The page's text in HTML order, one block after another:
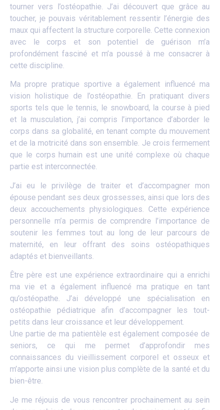
tourner vers l’ostéopathie. J’ai découvert que grâce au
toucher, je pouvais véritablement ressentir l’énergie des
maux qui affectent la structure corporelle. Cette connexion
avec le corps et son potentiel de guérison m’a
profondément fasciné et m’a poussé à me consacrer à
cette discipline.
Ma propre pratique sportive a également influencé ma
vision holistique de l’ostéopathie. En pratiquant divers
sports tels que le tennis, le snowboard, la course à pied
et la musculation, j’ai compris l’importance d’aborder le
corps dans sa globalité, en tenant compte du mouvement
et de la motricité dans son ensemble. Je crois fermement
que le corps humain est une unité complexe où chaque
partie est interconnectée.
J’ai eu le privilège de traiter et d’accompagner mon
épouse pendant ses deux grossesses, ainsi que lors des
deux accouchements physiologiques. Cette expérience
personnelle m’a permis de comprendre l’importance de
soutenir les femmes tout au long de leur parcours de
maternité, en leur offrant des soins ostéopathiques
adaptés et bienveillants.
Être père est une expérience extraordinaire qui a enrichi
ma vie et a également influencé ma pratique en tant
qu’ostéopathe. J’ai développé une spécialisation en
ostéopathie pédiatrique afin d’accompagner les tout-
petits dans leur croissance et leur développement.
Une partie de ma patientèle est également composée de
seniors, ce qui me permet d’approfondir mes
connaissances du vieillissement corporel et osseux et
m’apporte ainsi une vision plus complète de la santé et du
bien-être.
Je me réjouis de vous rencontrer prochainement au sein